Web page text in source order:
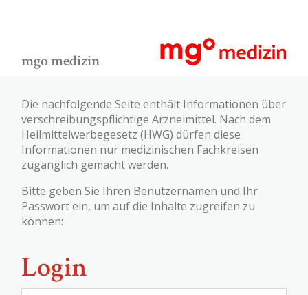
mgo medizin
Die nachfolgende Seite enthält Informationen über
verschreibungspflichtige Arzneimittel. Nach dem
Heilmittelwerbegesetz (HWG) dürfen diese
Informationen nur medizinischen Fachkreisen
zugänglich gemacht werden.
Bitte geben Sie Ihren Benutzernamen und Ihr
Passwort ein, um auf die Inhalte zugreifen zu
können:
Login